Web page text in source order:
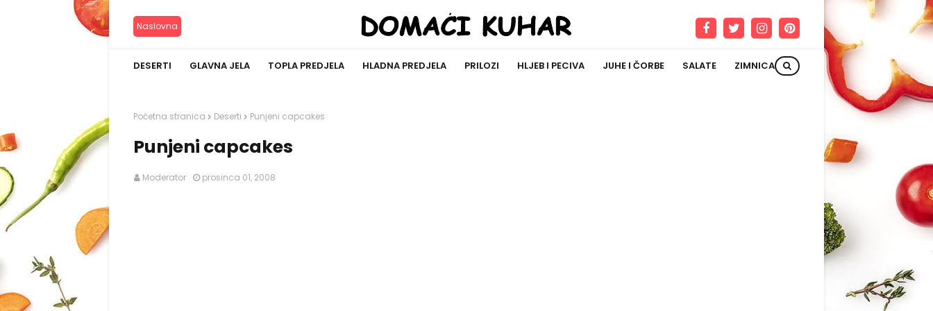
Naslovna
DESERTI GLAVNA JELA TOPLA PREDJELA HLADNA PREDJELA PRILOZI HLJEB I PECIVA JUHE I ČORBE SALATE ZIMNICA
Početna stranica Deserti Punjeni capcakes
Punjeni capcakes
Moderator prosinca 01, 2008